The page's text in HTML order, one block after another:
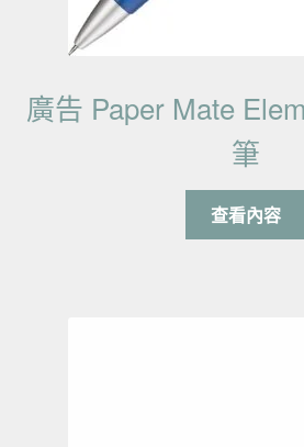
廣告 Paper Mate
筆
查看內容